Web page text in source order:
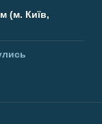
(м. Київ,